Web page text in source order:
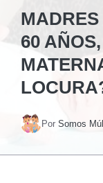
60
Por Somos